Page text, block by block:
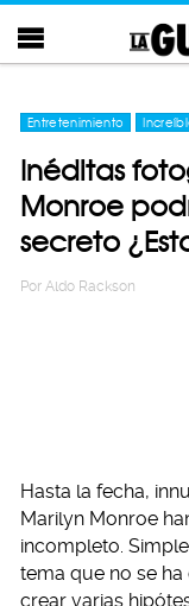
Entretenimiento
Inéditas
Monroe
secreto
Por Aldo Rackson
Hasta la fecha,
Marilyn Monroe
incompleto.
tema que no se
crear varias